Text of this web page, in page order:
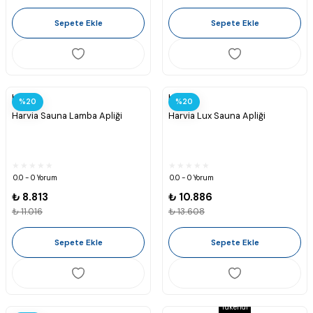
Sepete Ekle Sepete Ekle
%20
Harvia
Harvia Sauna Lamba Apliği
0.0 - 0 Yorum
₺ 8.813
₺ 11.016
Sepete Ekle
%20
Harvia
Harvia Lux Sauna Apliği
0.0 - 0 Yorum
₺ 10.886
₺ 13.608
Sepete Ekle
Tükendi